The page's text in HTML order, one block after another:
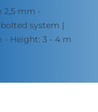
2,5 mm -
system |
- Height: 3 - 4 m